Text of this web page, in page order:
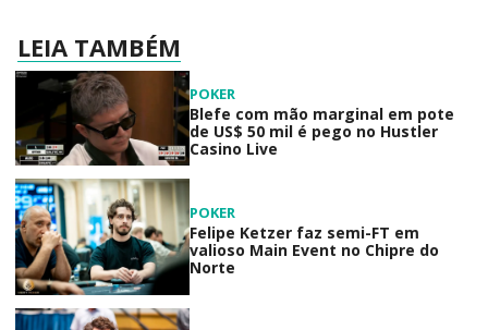
LEIA TAMBÉM
POKER
Blefe com mão marginal em pote
de US$ 50 mil é pego no Hustler
Casino Live
POKER
Felipe Ketzer faz semi-FT em
valioso Main Event no Chipre do
Norte